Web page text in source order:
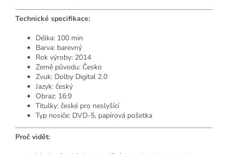
Technické specifikace:
Délka: 100 min
Barva: barevný
Rok výroby: 2014
Země původu: Česko
Zvuk: Dolby Digital 2.0
Jazyk: český
Obraz: 16:9
Titulky: české pro neslyšící
Typ nosiče: DVD-5, papírová pošetka
Proč vidět: